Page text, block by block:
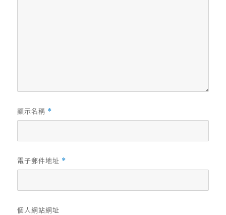
顯示名稱 *
電子郵件地址 *
個人網站網址